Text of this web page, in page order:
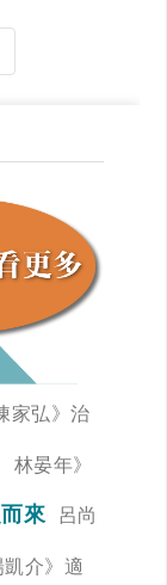
家弘》治
林晏年》
來
呂尚
凱介》適